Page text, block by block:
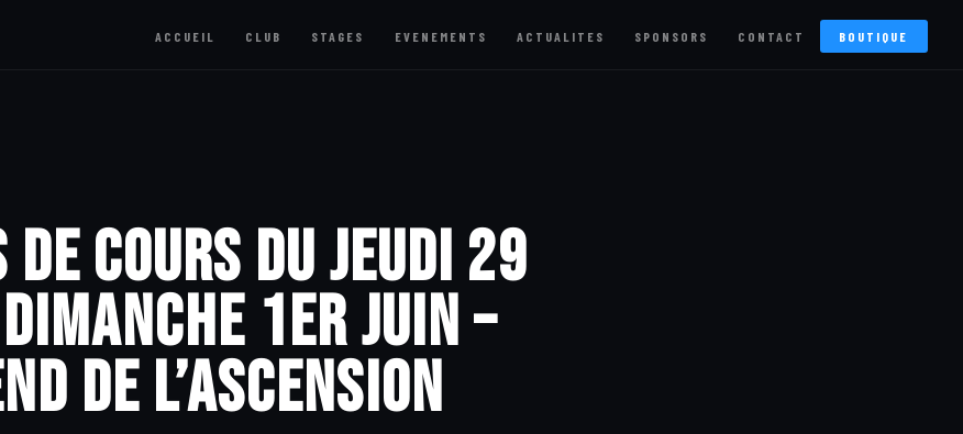
ACCUEIL CLUB STAGES EVENEMENTS ACTUALITES SPONSORS CONTACT BOUTIQUE
de cours du jeudi 29
1er juin –
de l’Ascension